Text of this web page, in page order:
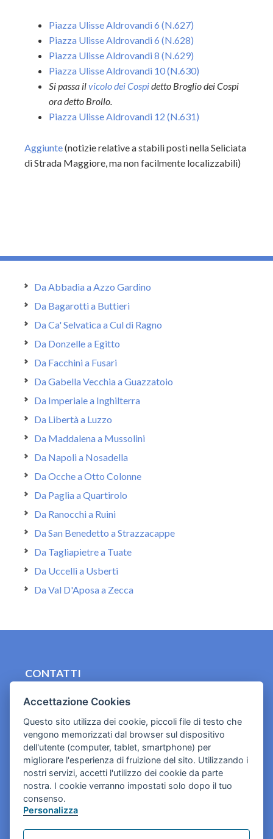
Piazza Ulisse Aldrovandi 6 (N.627)
Piazza Ulisse Aldrovandi 6 (N.628)
Piazza Ulisse Aldrovandi 8 (N.629)
Piazza Ulisse Aldrovandi 10 (N.630)
Si passa ilvicolo dei Cospidetto Broglio dei Cospi
ora detto Brollo.
Piazza Ulisse Aldrovandi 12 (N.631)
Aggiunte(notizie relative a stabili posti nella Seliciata
di Strada Maggiore, ma non facilmente localizzabili)
Da Abbadia a Azzo Gardino
Da Bagarotti a Buttieri
Da Ca' Selvatica a Cul di Ragno
Da Donzelle a Egitto
Da Facchini a Fusari
Da Gabella Vecchia a Guazzatoio
Da Imperiale a Inghilterra
Da Libertà a Luzzo
Da Maddalena a Mussolini
Da Napoli a Nosadella
Da Ocche a Otto Colonne
Da Paglia a Quartirolo
Da Ranocchi a Ruini
Da San Benedetto a Strazzacappe
Da Tagliapietre a Tuate
Da Uccelli a Usberti
Da Val D'Aposa a Zecca
CONTATTI
Cookies e informativa privacy
Accettazione Cookies
Questo sito utilizza dei cookie, piccoli file di testo che
vengono memorizzati dal browser sul dispositivo
dell'utente (computer, tablet, smartphone) per
migliorare l'esperienza di fruizione del sito. Utilizzando i
nostri servizi, accetti l'utilizzo dei cookie da parte
nostra. I cookie verranno impostati solo dopo il tuo
consenso.
Personalizza